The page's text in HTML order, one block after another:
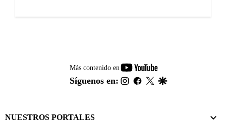
Más contenido en
youtube-
footer
Síguenos en: instagram
facebook
twitter
NUESTROS PORTALES